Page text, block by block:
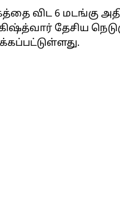
விட 6 மடங்கு
தேசிய